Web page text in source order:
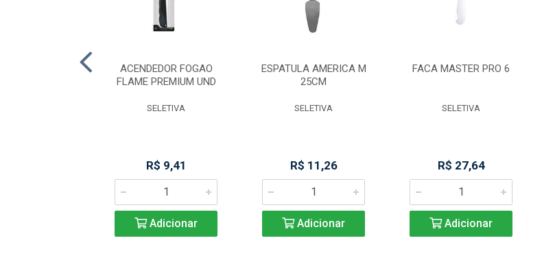
ACENDEDOR FOGAO
FLAME PREMIUM UND
SELETIVA
R$ 9,41
Adicionar
ESPATULA AMERICA M
25CM
SELETIVA
R$ 11,26
Adicionar
FACA MASTER PRO 6
SELETIVA
R$ 27,64
Adicionar